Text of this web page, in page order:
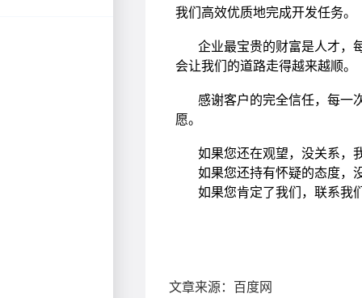
文章来源：百度网